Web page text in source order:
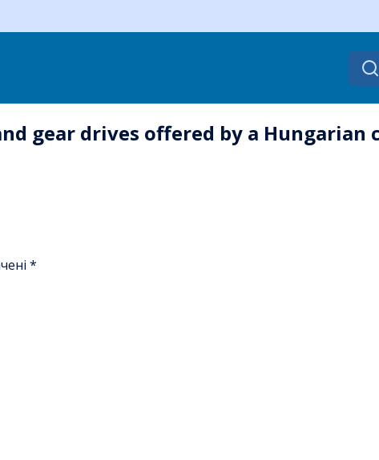
Search
for:
gear drives offered by a Hungarian
*